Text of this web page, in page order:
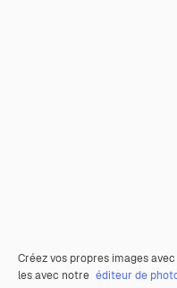
Créez vos propres images
les avec notre éditeur de